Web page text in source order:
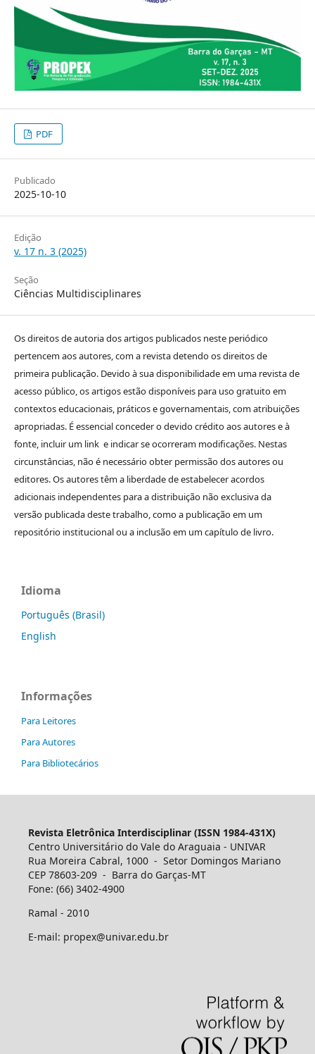
PDF
Publicado
2025-10-10
Edição
v. 17 n. 3 (2025)
Seção
Ciências Multidisciplinares
Os direitos de autoria dos artigos publicados neste periódico
pertencem aos autores, com a revista detendo os direitos de
primeira publicação. Devido à sua disponibilidade em uma revista de
acesso público, os artigos estão disponíveis para uso gratuito em
contextos educacionais, práticos e governamentais, com atribuições
apropriadas. É essencial conceder o devido crédito aos autores e à
fonte, incluir um link e indicar se ocorreram modificações. Nestas
circunstâncias, não é necessário obter permissão dos autores ou
editores. Os autores têm a liberdade de estabelecer acordos
adicionais independentes para a distribuição não exclusiva da
versão publicada deste trabalho, como a publicação em um
repositório institucional ou a inclusão em um capítulo de livro.
Idioma
Português (Brasil)
English
Informações
Para Leitores
Para Autores
Para Bibliotecários
Revista Eletrônica Interdisciplinar (ISSN 1984-431X)
Centro Universitário do Vale do Araguaia - UNIVAR
Rua Moreira Cabral, 1000 - Setor Domingos Mariano
CEP 78603-209 - Barra do Garças-MT
Fone: (66) 3402-4900
Ramal - 2010
E-mail: propex@univar.edu.br